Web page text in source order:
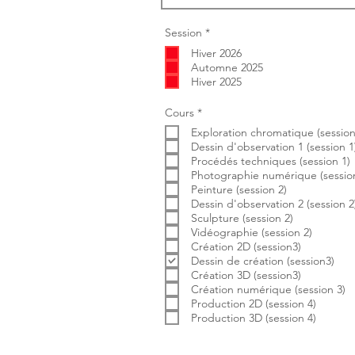
Session *O
l
i
g
a
r
e
Hiver 2026
Automne 2025
Hiver 2025
Cours *O
l
i
a
t
o
i
r
e
Exploration chromatique
Dessin d'observation 1 (session
Procédés techniques (session 1)
Photographie numérique
Peinture (session 2)
Dessin d'observation 2 (session
Sculpture (session 2)
Vidéographie (session 2)
Création 2D (session3)
Dessin de création (session3)
Création 3D (session3)
Création numérique (session 3)
Production 2D (session 4)
Production 3D (session 4)